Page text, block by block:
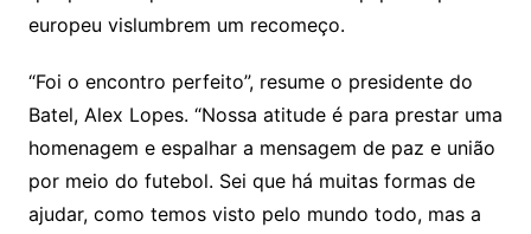
europeu vislumbrem um recomeço.
“Foi o encontro perfeito”, resume o presidente do
Batel, Alex Lopes. “Nossa atitude é para prestar uma
homenagem e espalhar a mensagem de paz e união
por meio do futebol. Sei que há muitas formas de
ajudar, como temos visto pelo mundo todo, mas a